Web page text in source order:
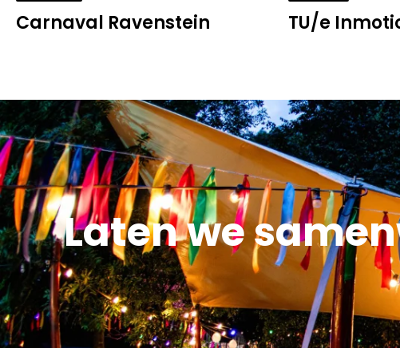
Carnaval Ravenstein TU/e
Laten we